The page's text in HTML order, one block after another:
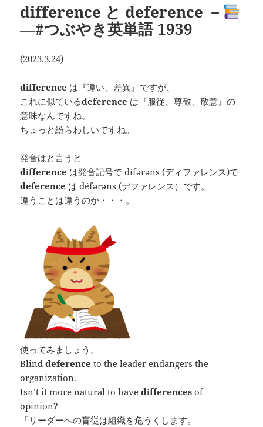
difference と deference －
―#つぶやき英単語 1939
(2023.3.24)
difference は『違い、差異』ですが、
これに似ているdeference は『服従、尊敬、敬意』の
意味なんですね。
ちょっと紛らわしいですね。
発音はと言うと
difference は発音記号で dífərəns (ディファレンス)で
deference は défərəns (デファレンス）です。
違うことは違うのか・・・。
使ってみましょう。
Blinddeference to the leader endangers the
organization.
Isn’t it more natural to havedifferences of
opinion?
「リーダーへの盲従は組織を危うくします。